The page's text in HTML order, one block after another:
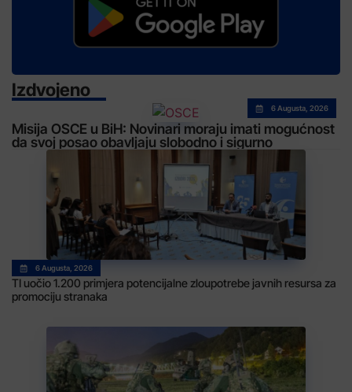
Izdvojeno
6 Augusta, 2026
Misija OSCE u BiH: Novinari moraju imati mogućnost
da svoj posao obavljaju slobodno i sigurno
6 Augusta, 2026
TI uočio 1.200 primjera potencijalne zloupotrebe javnih resursa za
promociju stranaka